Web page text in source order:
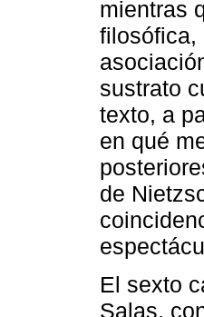
mientras
filosófica,
sustrato
texto, a
en qué
de
El sexto
Salas,